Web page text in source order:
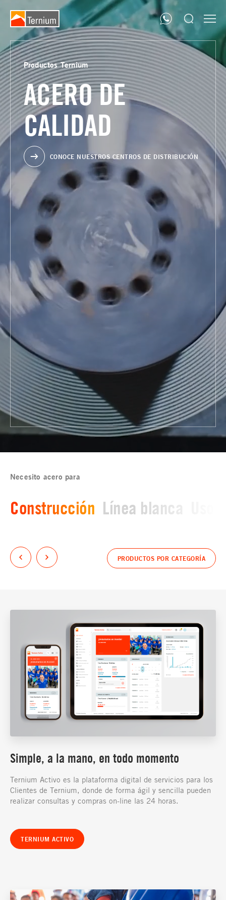
Productos Ternium
ACERO DE
CALIDAD
CONOCE NUESTROS CENTROS DE DISTRIBUCIÓN
Necesito acero para
Construcción Línea blanca
PRODUCTOS POR CATEGORÍA
Simple, a la mano, en todo momento
Ternium Activo es la plataforma digital de servicios para los
Clientes de Ternium, donde de forma ágil y sencilla pueden
realizar consultas y compras on-line las 24 horas.
TERNIUM ACTIVO